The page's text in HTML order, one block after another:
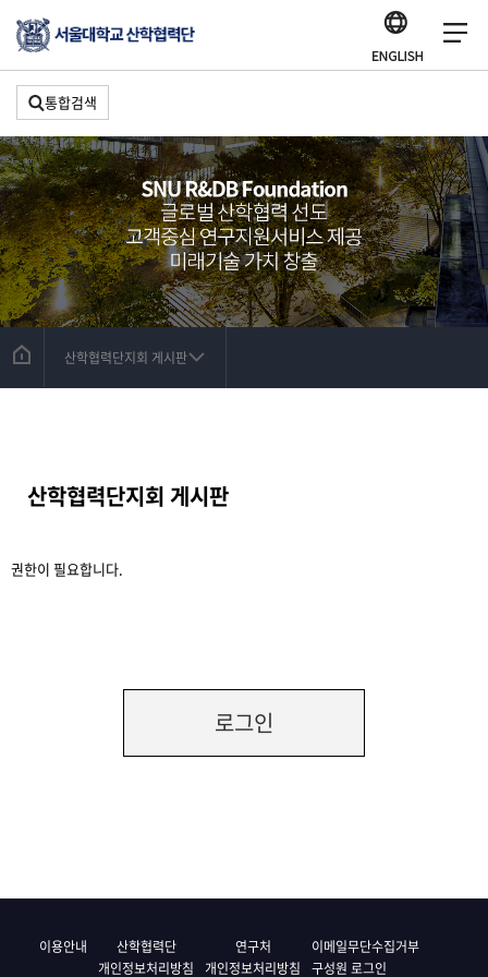
통합검색
산학협력단지회 게시판
산학협력단지회 게시판
권한이 필요합니다.
로그인
이용안내
산학협력단
개인정보처리방침
연구처
개인정보처리방침
이메일무단수집거부
구성원 로그인